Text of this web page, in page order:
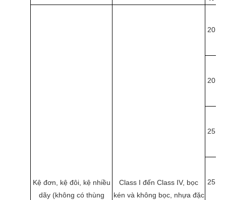
Kệ đơn, kệ đôi, kệ nhiều
dãy (không có thùng
Class I đến Class IV, bọc
kén và không bọc, nhựa đặc
20
20
25
25